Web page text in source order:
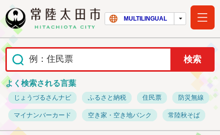
常陸太田市ホー
MULTILINGUAL
よく検索される言葉
じょうづるさんナビ ふるさと納税 住民票 防災無線
マイナンバーカード 空き家・空き地バンク 常陸秋そば